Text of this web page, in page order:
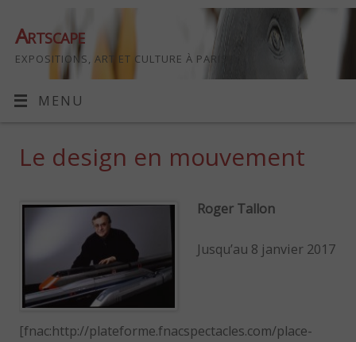
Artscape
EXPOSITIONS, ART ET CULTURE À PARIS
MENU
Le design en mouvement
Roger Tallon
Jusqu’au 8 janvier 2017
[fnac:http://plateforme.fnacspectacles.com/place-